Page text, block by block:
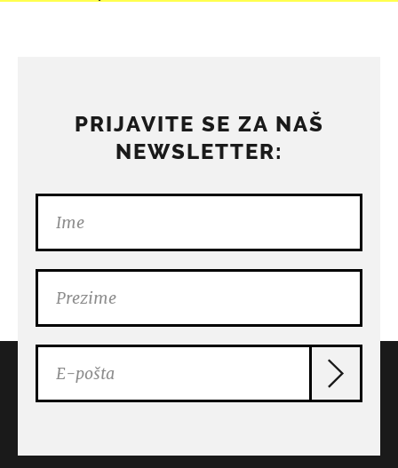
PRIJAVITE SE ZA NAŠ
NEWSLETTER: